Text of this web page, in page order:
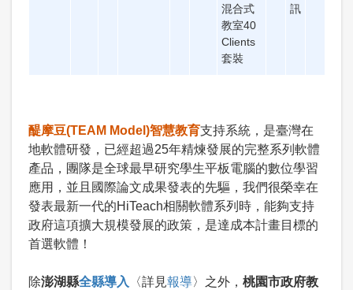
混合式
教室40
Clients
套裝
訊
醍摩豆(TEAM Model)智慧教育支持系統，是臺灣在
地軟體研發，已經超過25年精煉發展的完整系列軟體
產品，團隊是全球最早研究學生平板電腦的數位學習
應用，並且國際論文成果發表的先驅，我們很榮幸在
發表最新一代的HiTeach相關軟體系列時，能夠支持
政府這項擴大規模發展的政策，是達成本計畫目標的
首選軟體！
除澎湖縣全縣導入 〈詳見報導〉之外， 桃園市政府教